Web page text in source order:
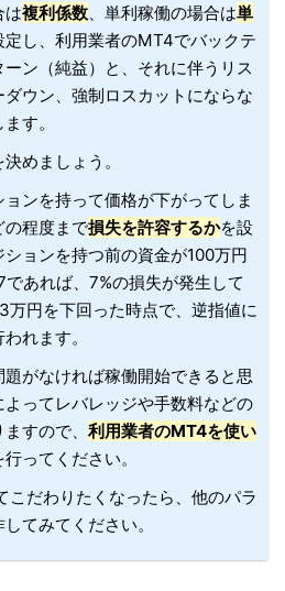
は複利係数 、単利稼働の場合は単
定し、利用業者のMT4でバックテ
ーン（純益）と、それに伴うリス
ウン、強制ロスカットにならな
す。
決めましょう。
ンを持って価格が下がってしま
の程度まで損失を許容するかを設
ョンを持つ前の資金が100万円
あれば、7%の損失が発生して
万円を下回った時点で、逆指値に
れます。
がなければ稼働開始できると思
よってレバレッジや手数料などの
すので、 利用業者のMT4を使い
行ってください。
こだわりたくなったら、他のパラ
てみてください。